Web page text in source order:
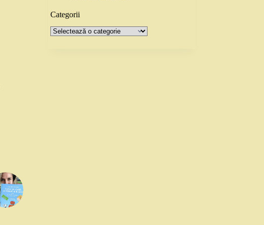
Categorii
Categorii